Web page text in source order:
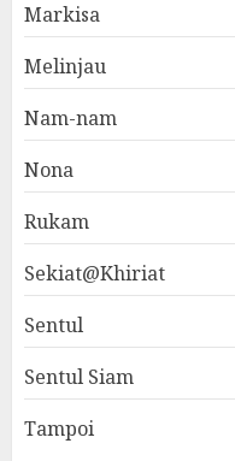
Markisa
Melinjau
Nam-nam
Nona
Rukam
Sekiat@Khiriat
Sentul
Sentul Siam
Tampoi